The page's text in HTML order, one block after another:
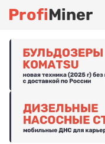
ProfiMiner